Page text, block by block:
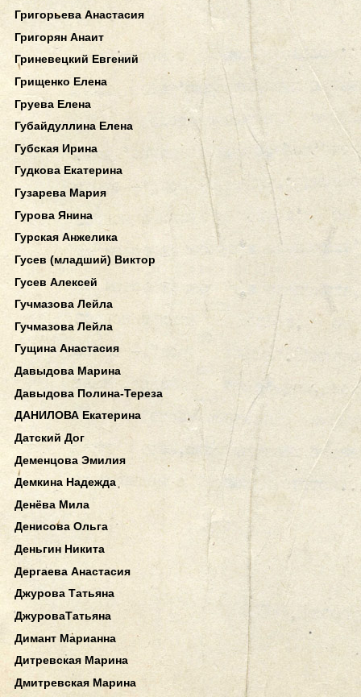
Григорьева Анастасия
Григорян Анаит
Гриневецкий Евгений
Грищенко Елена
Груева Елена
Губайдуллина Елена
Губская Ирина
Гудкова Екатерина
Гузарева Мария
Гурова Янина
Гурская Анжелика
Гусев (младший) Виктор
Гусев Алексей
Гучмазова Лейла
Гучмазова Лейла
Гущина Анастасия
Давыдова Марина
Давыдова Полина-Тереза
ДАНИЛОВА Екатерина
Датский Дог
Деменцова Эмилия
Демкина Надежда
Денёва Мила
Денисова Ольга
Деньгин Никита
Дергаева Анастасия
Джурова Татьяна
ДжуроваТатьяна
Димант Марианна
Дитревская Марина
Дмитревская Марина